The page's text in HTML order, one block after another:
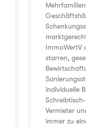
ImmoWertV
starren,
individuelle
Vermieter
immer zu